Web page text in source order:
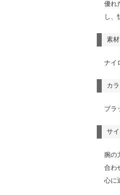
優れ
し、
素材
ナイ
カ
ブラ
サ
腕の
合わ
心に